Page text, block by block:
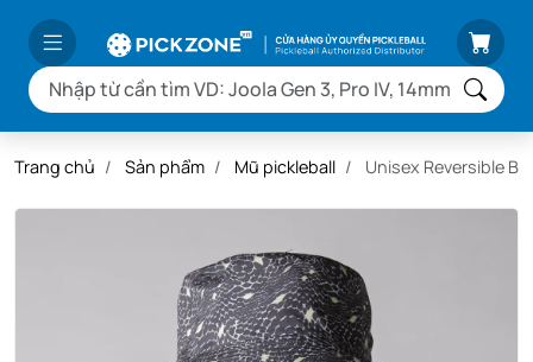
Trang chủ Sản phẩm Mũ pickleball Unisex Reversible